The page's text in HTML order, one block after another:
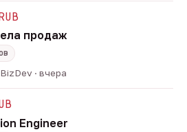
продаж
· вчера
Engineer